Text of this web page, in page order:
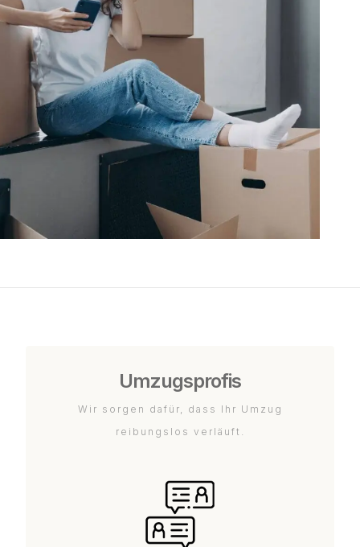
Umzugsprofis
Wir sorgen dafür, dass Ihr Umzug
reibungslos verläuft.